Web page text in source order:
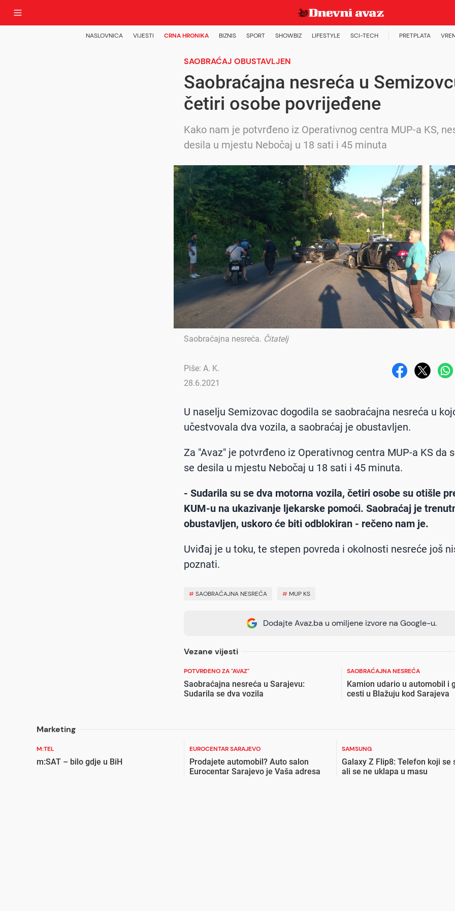
NASLOVNICA VIJESTI CRNA HRONIKA BIZNIS SPORT SHOWBIZ LIFESTYLE SCI-TECH PRETPLATA
SAOBRAĆAJ OBUSTAVLJEN
Saobraćajna nesreća u
četiri osobe povrijeđene
Kako nam je potvrđeno iz Operativnog centra MUP-a KS,
desila u mjestu Nebočaj u 18 sati i 45 minuta
Saobraćajna nesreća. Čitatelj
Piše: A. K.
28.6.2021
U naselju Semizovac dogodila se saobraćajna nesreća u
učestvovala dva vozila, a saobraćaj je obustavljen.
Za "Avaz" je potvrđeno iz Operativnog centra MUP-a KS da
se desila u mjestu Nebočaj u 18 sati i 45 minuta.
- Sudarila su se dva motorna vozila, četiri osobe su otišle
KUM-u na ukazivanje ljekarske pomoći. Saobraćaj je
obustavljen, uskoro će biti odblokiran - rečeno nam je.
Uviđaj je u toku, te stepen povreda i okolnosti nesreće još
poznati.
#SAOBRAĆAJNA NESREĆA # MUP KS
Dodajte Avaz.ba u omiljene izvore na Google-u.
Vezane vijesti
POTVRĐENO ZA "AVAZ"
Saobraćajna nesreća u Sarajevu:
Sudarila se dva vozila
SAOBRAĆAJNA NESREĆA
Kamion udario u automobil i
cesti u Blažuju kod Sarajeva
Marketing
M:TEL
m:SAT – bilo gdje u BiH
EUROCENTAR SARAJEVO
Prodajete automobil? Auto salon
Eurocentar Sarajevo je Vaša adresa
SAMSUNG
Galaxy Z Flip8: Telefon koji se
ali se ne uklapa u masu